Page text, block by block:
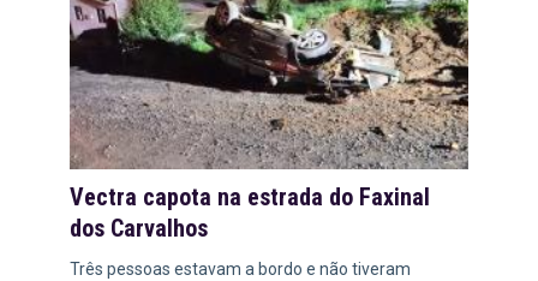
Vectra capota na estrada do Faxinal
dos Carvalhos
Três pessoas estavam a bordo e não tiveram